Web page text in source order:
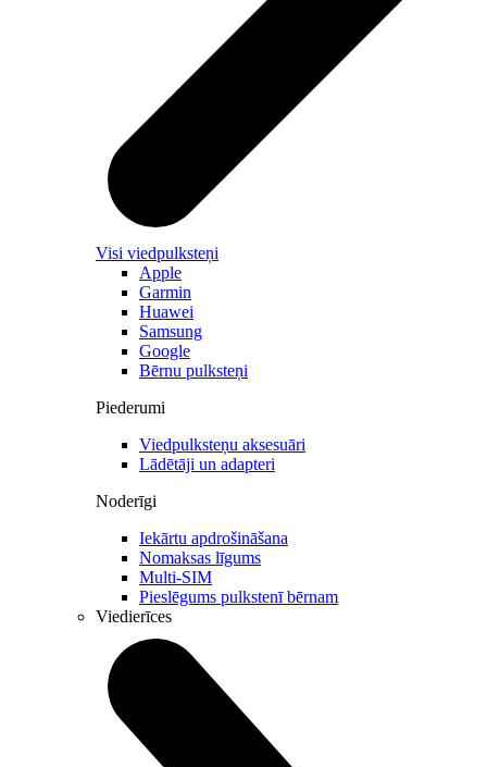
Visi viedpulksteņi
Apple
Garmin
Huawei
Samsung
Google
Bērnu pulksteņi
Piederumi
Viedpulksteņu aksesuāri
Lādētāji un adapteri
Noderīgi
Iekārtu apdrošināšana
Nomaksas līgums
Multi-SIM
Pieslēgums pulkstenī bērnam
Viedierīces